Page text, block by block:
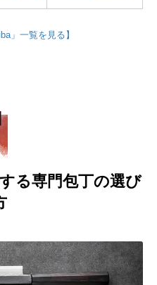
」一覧を見る】
る専門包丁の選び